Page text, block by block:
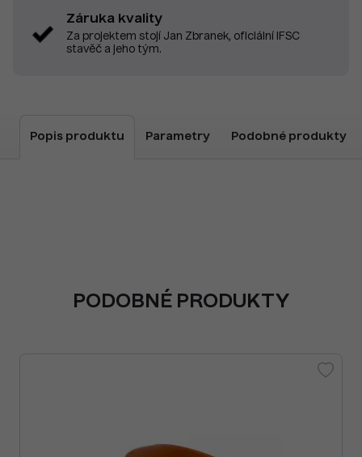
Záruka kvality
Za projektem stojí Jan Zbranek, oficiální IFSC
stavěč a jeho tým.
Popis produktu Parametry Podobné produkty
PODOBNÉ PRODUKTY